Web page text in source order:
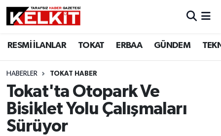
RESMİ İLANLAR TOKAT ERBAA GÜNDEM
HABERLER TOKAT HABER
Tokat'ta Otopark Ve
Bisiklet Yolu Çalışmaları
Sürüyor